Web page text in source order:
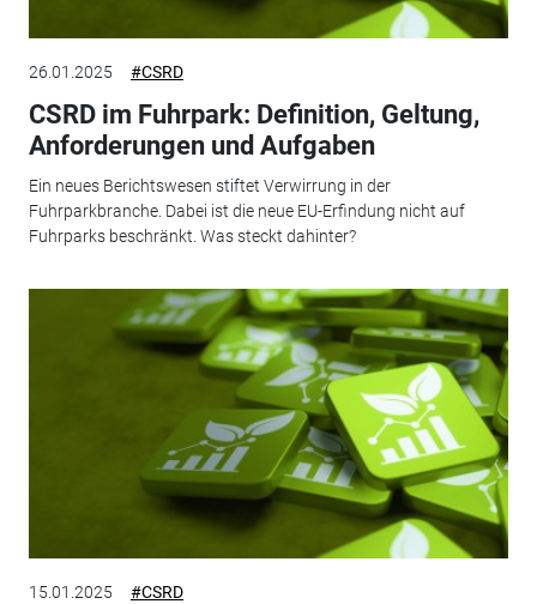
26.01.2025 #CSRD
CSRD im Fuhrpark: Definition, Geltung,
Anforderungen und Aufgaben
Ein neues Berichtswesen stiftet Verwirrung in der
Fuhrparkbranche. Dabei ist die neue EU-Erfindung nicht auf
Fuhrparks beschränkt. Was steckt dahinter?
15.01.2025 #CSRD